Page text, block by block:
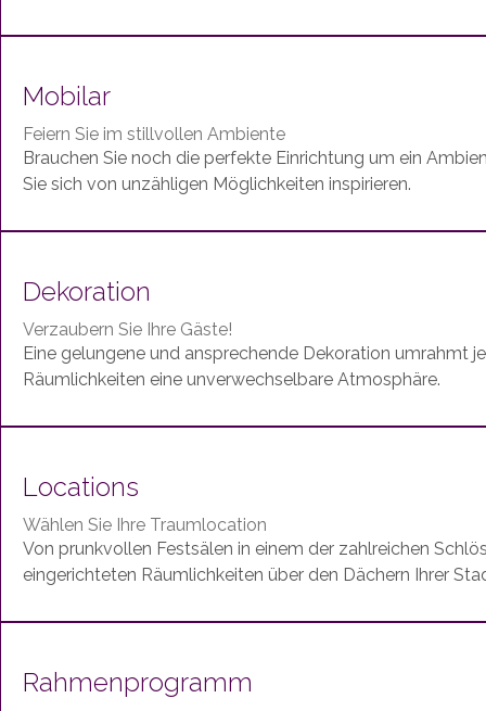
Mobilar
Feiern Sie im stillvollen Ambiente
Brauchen Sie noch die perfekte Einrichtung um ein
Sie sich von unzähligen Möglichkeiten inspirieren.
Dekoration
Verzaubern Sie Ihre Gäste!
Eine gelungene und ansprechende Dekoration umrahmt
Räumlichkeiten eine unverwechselbare Atmosphäre.
Locations
Wählen Sie Ihre Traumlocation
Von prunkvollen Festsälen in einem der zahlreichen
eingerichteten Räumlichkeiten über den Dächern Ihrer
Rahmenprogramm